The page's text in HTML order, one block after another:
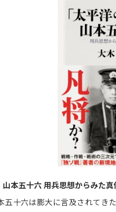
山本五十六 用兵思想からみた真
五十六は膨大に言及されて